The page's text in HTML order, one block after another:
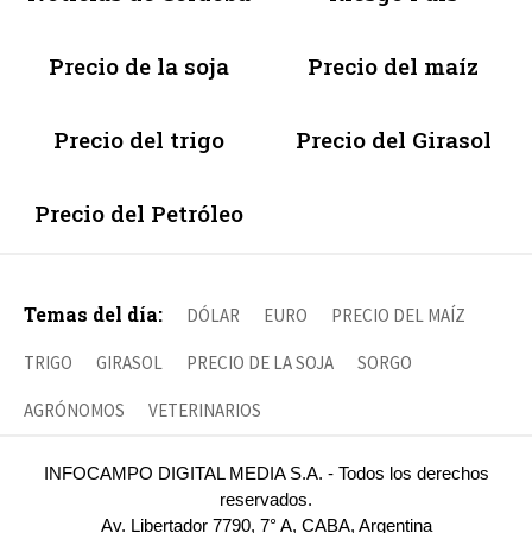
Precio de la soja Precio del maíz
Precio del trigo Precio del Girasol
Precio del Petróleo
Temas del día: DÓLAR EURO PRECIO DEL MAÍZ
TRIGO GIRASOL PRECIO DE LA SOJA SORGO
AGRÓNOMOS VETERINARIOS
INFOCAMPO DIGITAL MEDIA S.A. - Todos los derechos
reservados.
Av. Libertador 7790, 7° A, CABA, Argentina